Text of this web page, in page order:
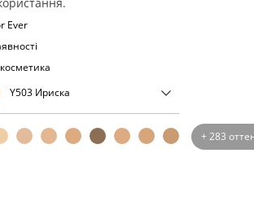
Ever
Y503 Ириска
+ 283